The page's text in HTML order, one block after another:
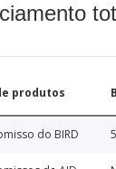
produtos
do BIRD